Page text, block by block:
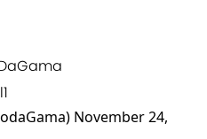
November 24,